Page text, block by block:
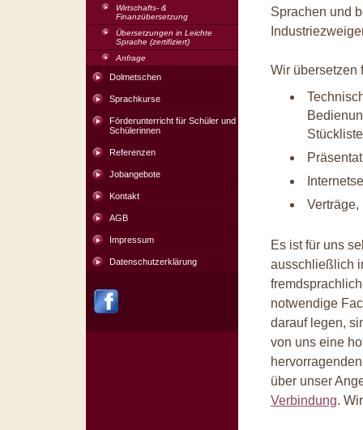
Wirtschafts- &
Finanzübersetzung
Übersetzungen in Leichte
Sprache (zertifiziert)
Anfrage
Dolmetschen
Sprachkurse
Förderunterricht für Schüler und
Schülerinnen
Referenzen
Jobangebote
Kontakt
AGB
Impressum
Datenschutzerklärung
Sprachen und
Wir übersetzen
Es ist für uns
ausschließlich
notwendige
darauf legen,
von uns eine
über unser
Verbindung.